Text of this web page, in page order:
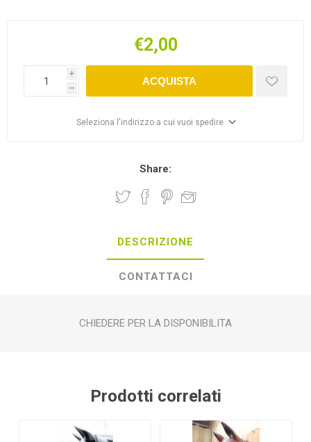
€2,00
i
h
ACQUISTA
Seleziona l'indirizzo a cui vuoi spedire
Share:
DESCRIZIONE
CONTATTACI
CHIEDERE PER LA DISPONIBILITA
Prodotti correlati